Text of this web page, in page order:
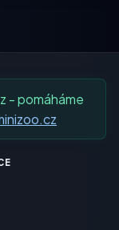
- pomáháme